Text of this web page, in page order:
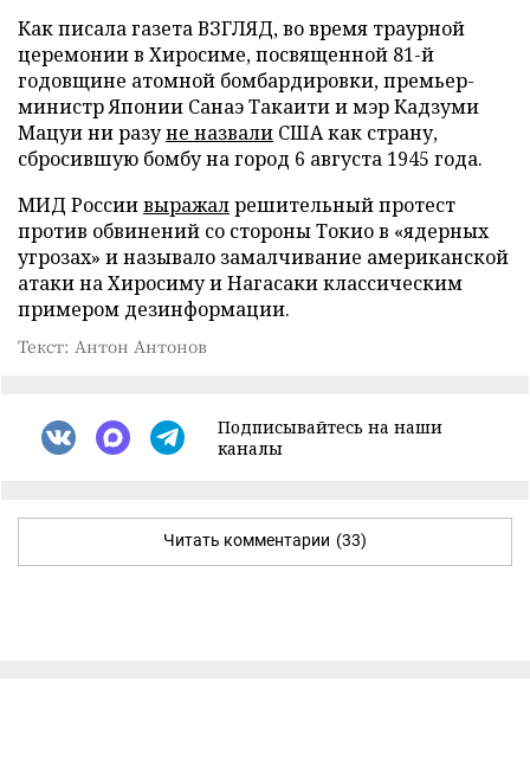
Как писала газета ВЗГЛЯД, во время траурной
церемонии в Хиросиме, посвященной 81-й
годовщине атомной бомбардировки, премьер-
министр Японии Санаэ Такаити и мэр Кадзуми
Мацуи ни разуне назвали США как страну,
сбросившую бомбу на город 6 августа 1945 года.
МИД Россиивыражалрешительный протест
против обвинений со стороны Токио в «ядерных
угрозах» и называло замалчивание американской
атаки на Хиросиму и Нагасаки классическим
примером дезинформации.
Текст: Антон Антонов
Подписывайтесь на наши
каналы
Читать комментарии (33)